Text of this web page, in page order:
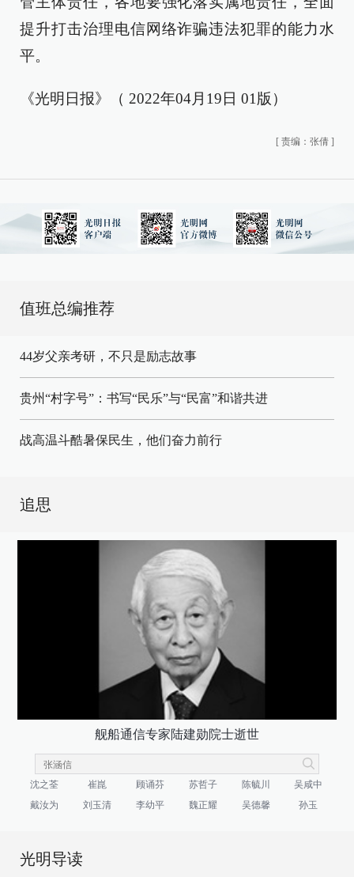
提升打击治理电信网络诈骗违法犯罪的能力水
平。
《光明日报》（ 2022年04月19日 01版）
[ 责编：张倩 ]
值班总编推荐
44岁父亲考研，不只是励志故事
贵州“村字号”：书写“民乐”与“民富”和谐共进
战高温斗酷暑保民生，他们奋力前行
追思
舰船通信专家陆建勋院士逝世
沈之荃 崔崑 顾诵芬 苏哲子 陈毓川
吴咸中
戴汝为
刘玉清 李幼平 魏正耀 吴德馨 孙玉
光明导读